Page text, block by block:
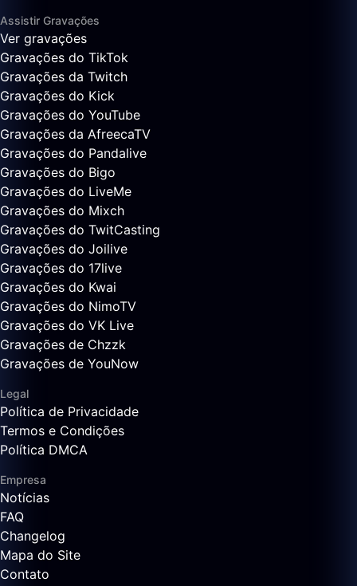
Assistir Gravações
Ver gravações
Gravações do TikTok
Gravações da Twitch
Gravações do Kick
Gravações do YouTube
Gravações da AfreecaTV
Gravações do Pandalive
Gravações do Bigo
Gravações do LiveMe
Gravações do Mixch
Gravações do TwitCasting
Gravações do Joilive
Gravações do 17live
Gravações do Kwai
Gravações do NimoTV
Gravações do VK Live
Gravações de Chzzk
Gravações de YouNow
Legal
Política de Privacidade
Termos e Condições
Política DMCA
Empresa
Notícias
FAQ
Changelog
Mapa do Site
Contato